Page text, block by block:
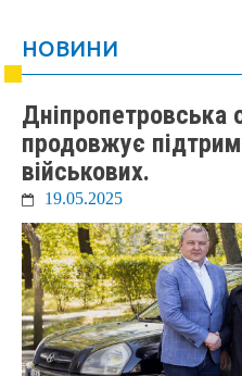
НОВИНИ
Дніпропетровська
продовжує
військових.
19.05.2025